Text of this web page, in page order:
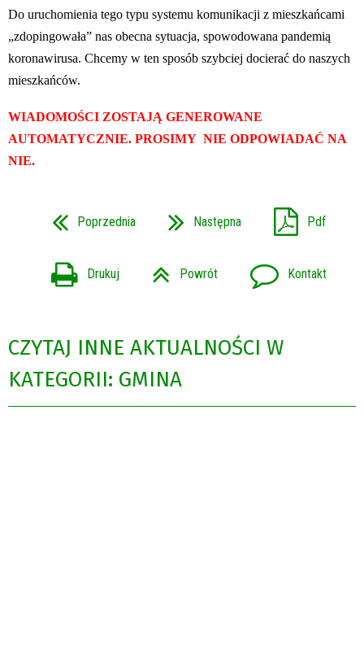
Do uruchomienia tego typu systemu komunikacji z mieszkańcami
„zdopingowała” nas obecna sytuacja, spowodowana pandemią
koronawirusa. Chcemy w ten sposób szybciej docierać do naszych
mieszkańców.
WIADOMOŚCI ZOSTAJĄ GENEROWANE
AUTOMATYCZNIE. PROSIMY NIE ODPOWIADAĆ NA
NIE.
Poprzednia Następna Pdf
Drukuj Powrót Kontakt
CZYTAJ INNE AKTUALNOŚCI W
KATEGORII: GMINA